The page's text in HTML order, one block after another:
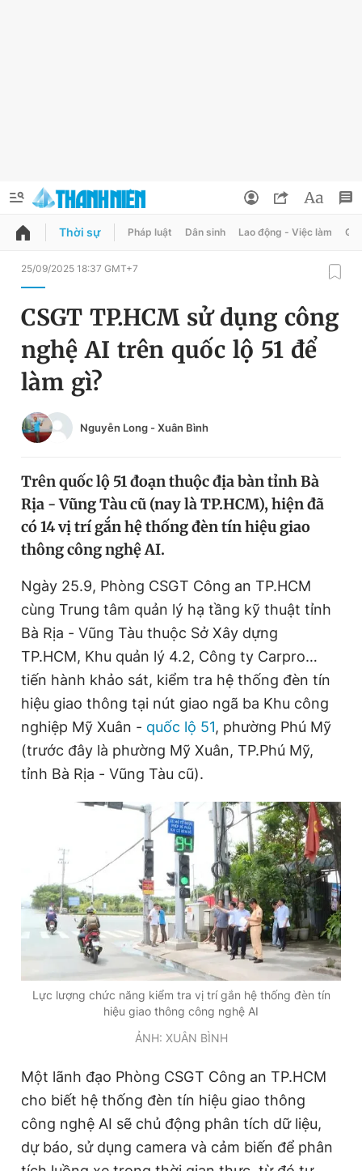
QUẢNG CÁO
Chuyên mục
Chuyên mục khác
Chào ngày mới Tin 24h
Tin thị trường
Video Magazine
Sản phẩm khác
Tiện ích Bạn cần biết
Thông tin tòa soạn Liên hệ quảng cáo
Đọc Thanh Niên trên điện thoại
Theo dõi báo trên
Hotline
0906 645 777
Liên hệ quảng cáo
0908 780 404
Đặt báo Quảng cáo RSS Tòa soạn Chính sách bảo
Tổng biên tập: Nguyễn Ngọc Toàn
Phó tổng biên tập thường trực: Hải Thành
Tổng thư ký tòa soạn: Đức Trung
Giấy phép xuất bản số 110/GP - BTTTT cấp ngày 24.3.2020
© 2003-2026 Bản quyền thuộc về Báo Thanh Niên. Cấm sao
chép dưới mọi hình thức nếu không có sự chấp thuận bằng văn
bản. Phát triển bởi ePi Technologies, JSC.
Đổi mật khẩu
Tin đã lưu
Tin đã xem
Đăng xuất
Thời sự Pháp luật Dân sinh Lao động - Việc làm
25/09/2025 18:37 GMT+7
CSGT TP.HCM sử dụng công
nghệ AI trên quốc lộ 51 để
làm gì?
Nguyễn Long - Xuân Bình
Trên quốc lộ 51 đoạn thuộc địa bàn tỉnh Bà
Rịa - Vũng Tàu cũ (nay là TP.HCM), hiện đã
có 14 vị trí gắn hệ thống đèn tín hiệu giao
thông công nghệ AI.
Ngày 25.9, Phòng CSGT Công an TP.HCM
cùng Trung tâm quản lý hạ tầng kỹ thuật tỉnh
Bà Rịa - Vũng Tàu thuộc Sở Xây dựng
TP.HCM, Khu quản lý 4.2, Công ty Carpro…
tiến hành khảo sát, kiểm tra hệ thống đèn tín
hiệu giao thông tại nút giao ngã ba Khu công
nghiệp Mỹ Xuân - quốc lộ 51, phường Phú Mỹ
(trước đây là phường Mỹ Xuân, TP.Phú Mỹ,
tỉnh Bà Rịa - Vũng Tàu cũ).
Lực lượng chức năng kiểm tra vị trí gắn hệ thống đèn tín
hiệu giao thông công nghệ AI
ẢNH: XUÂN BÌNH
Một lãnh đạo Phòng CSGT Công an TP.HCM
cho biết hệ thống đèn tín hiệu giao thông
công nghệ AI sẽ chủ động phân tích dữ liệu,
dự báo, sử dụng camera và cảm biến để phân